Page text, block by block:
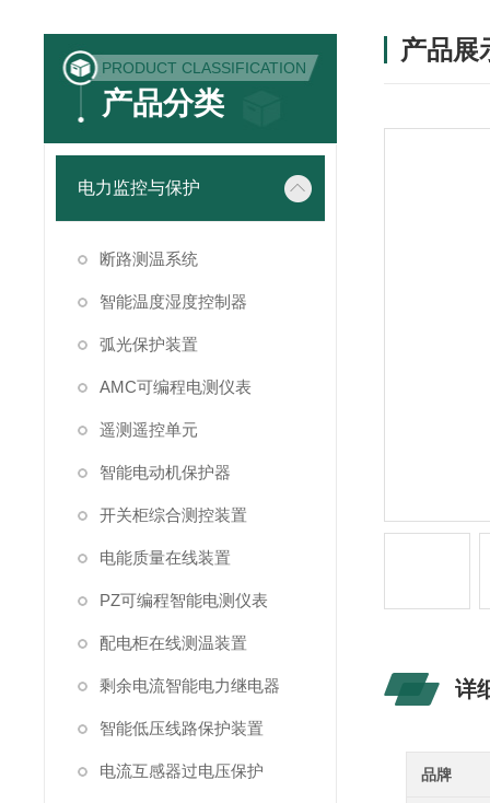
PRODUCT CLASSIFICATION
产品分类
电力监控与保护
断路测温系统
智能温度湿度控制器
弧光保护装置
AMC可编程电测仪表
遥测遥控单元
智能电动机保护器
开关柜综合测控装置
电能质量在线装置
PZ可编程智能电测仪表
配电柜在线测温装置
剩余电流智能电力继电器
智能低压线路保护装置
电流互感器过电压保护
产品展
详
品牌